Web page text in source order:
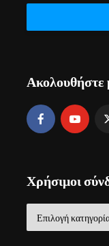
Χρήσιμοι
σύνδεσμοι